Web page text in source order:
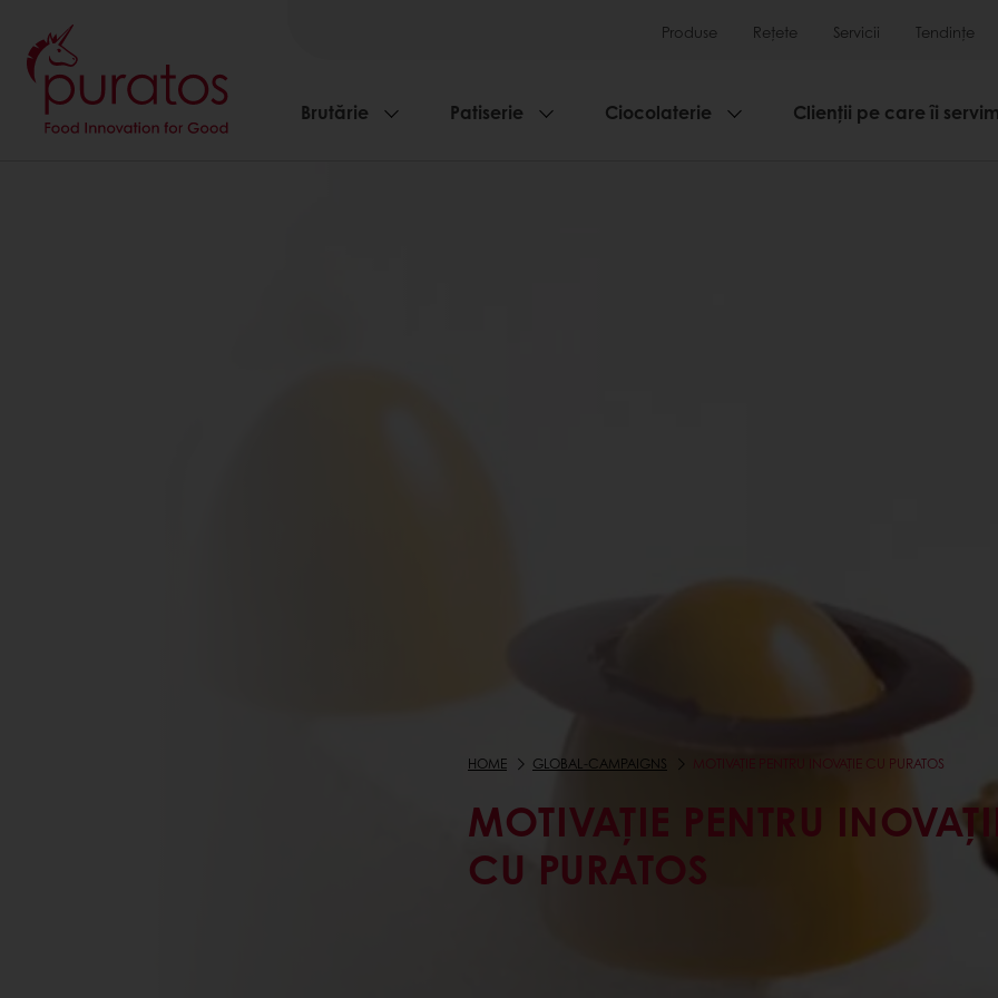
Produse Rețete Servicii Tendințe
Brutărie Patiserie Ciocolaterie Clienții pe care îi
HOME GLOBAL-CAMPAIGNS MOTIVAȚIE PENTRU INOVAȚIE CU PURATOS
MOTIVAȚIE PENTRU
CU PURATOS